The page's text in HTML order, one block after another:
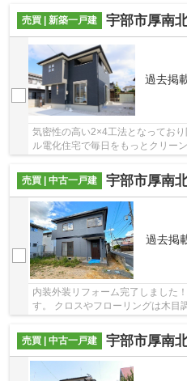
売買 | 新築一戸建
宇部市厚南
過去掲
気密性の高い2×4工法となってお
ル電化住宅で毎日をもっとクリー
売買 | 中古一戸建
宇部市厚南
過去掲
内装外装リフォーム完了しました
す。 クロスやフローリングは木目
出しております。 キッチンも人気
売買 | 中古一戸建
宇部市厚南